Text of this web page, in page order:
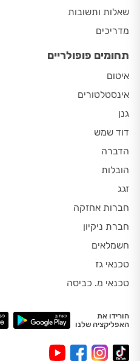
שאלות ותשובות
מדריכים
תחומים פופולריים
איטום
אינסטלטורים
גנן
דוד שמש
הדברה
הובלות
זגג
חברות אחזקה
חברת ניקיון
חשמלאים
טכנאי גז
טכנאי מ. כביסה
הורידו את
האפליקציה שלנו